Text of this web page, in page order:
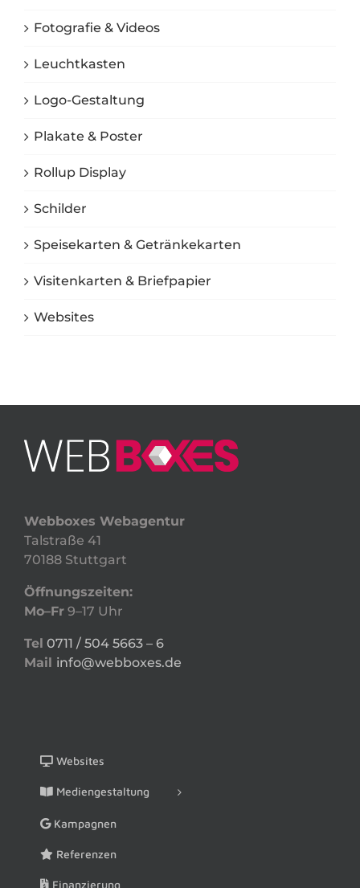
Fotografie & Videos
Leuchtkasten
Logo-Gestaltung
Plakate & Poster
Rollup Display
Schilder
Speisekarten & Getränkekarten
Visitenkarten & Briefpapier
Websites
Webboxes Webagentur
Talstraße 41
70188 Stuttgart
Öffnungszeiten:
Mo–Fr 9–17 Uhr
Tel 0711 / 504 5663 – 6
Mail info@webboxes.de
Websites
Mediengestaltung
Kampagnen
Referenzen
Finanzierung